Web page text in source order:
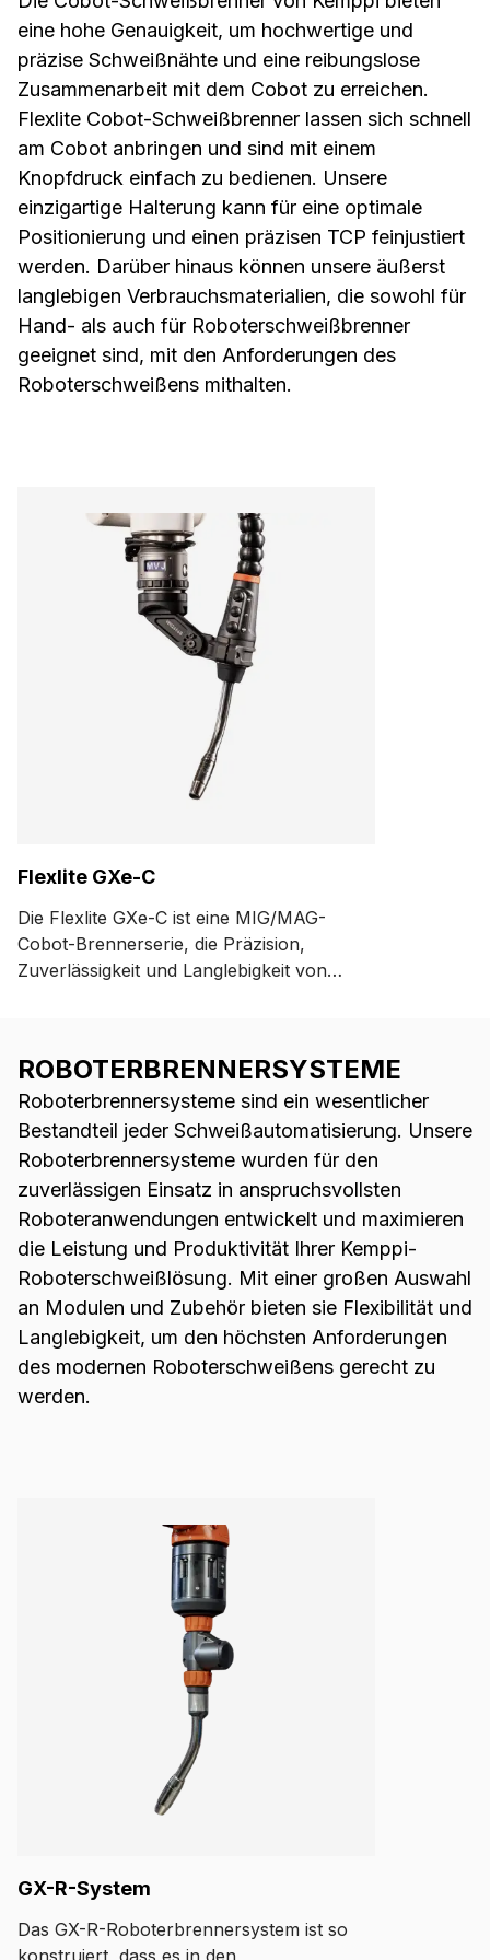
Schweißnähte gewährleisten.
eine hohe Genauigkeit, um hochwertige und
präzise Schweißnähte und eine reibungslose
Zusammenarbeit mit dem Cobot zu erreichen.
Flexlite Cobot-Schweißbrenner lassen sich schnell
am Cobot anbringen und sind mit einem
Knopfdruck einfach zu bedienen. Unsere
einzigartige Halterung kann für eine optimale
Positionierung und einen präzisen TCP feinjustiert
werden. Darüber hinaus können unsere äußerst
langlebigen Verbrauchsmaterialien, die sowohl für
Hand- als auch für Roboterschweißbrenner
geeignet sind, mit den Anforderungen des
Roboterschweißens mithalten.
Flexlite GXe-C
Die Flexlite GXe-C ist eine MIG/MAG-
Cobot-Brennerserie, die Präzision,
Zuverlässigkeit und Langlebigkeit von
Weld“ konzipiert. Die GXe-C Serie ist
schnell zu integrieren und mit leicht
zugänglichen Drucktasten einfach zu
bedienen.
ROBOTERBRENNERSYSTEME
Roboterbrennersysteme sind ein wesentlicher
Bestandteil jeder Schweißautomatisierung. Unsere
Roboterbrennersysteme wurden für den
zuverlässigen Einsatz in anspruchsvollsten
Roboteranwendungen entwickelt und maximieren
die Leistung und Produktivität Ihrer Kemppi-
Roboterschweißlösung. Mit einer großen Auswahl
an Modulen und Zubehör bieten sie Flexibilität und
Langlebigkeit, um den höchsten Anforderungen
des modernen Roboterschweißens gerecht zu
werden.
GX-R-System
Das GX-R-Roboterbrennersystem ist so
konstruiert, dass es in den